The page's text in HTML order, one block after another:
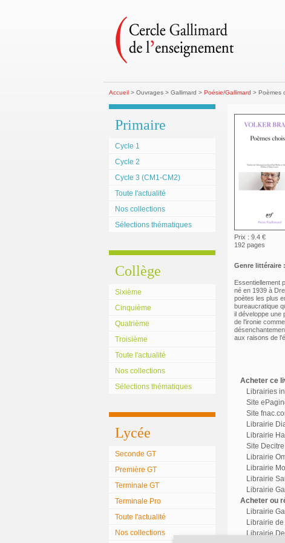
Accueil> Ouvrages > Gallimard > Poésie/Gallimard > Poèmes
Primaire
Cycle 1
Cycle 2
Cycle 3 (CM1-CM2)
Toute l'actualité
Nos collections
Sélections thématiques
Collège
Sixième
Cinquième
Quatrième
Troisième
Toute l'actualité
Nos collections
Sélections thématiques
Lycée
Seconde GT
Première GT
Terminale GT
Terminale Pro
Toute l'actualité
Nos collections
Prix : 9.4 €
192 pages
Genre littéraire :
Essentiellement
né en 1939 à
poètes les plus
bureaucratique
il développe une
de l'ironie
aux raisons de
Acheter ce
Librairies
Site
Site
Librairie
Librairie
Site
Librairie
Librairie
Librairie
Librairie
Acheter ou
Librairie
Librairie
Librairie